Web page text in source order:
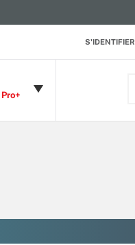
S'IDENTIFIER
Pro+